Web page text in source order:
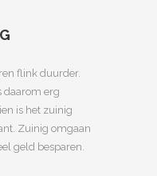
flink duurder.
daarom erg
is het zuinig
Zuinig omgaan
geld besparen.